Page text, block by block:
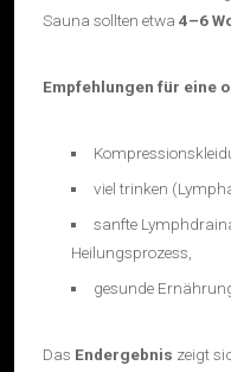
Sauna sollten etwa 4–6
Empfehlungen für eine
viel trinken
sanfte
Heilungsprozess,
gesunde
Das Endergebnis zeigt